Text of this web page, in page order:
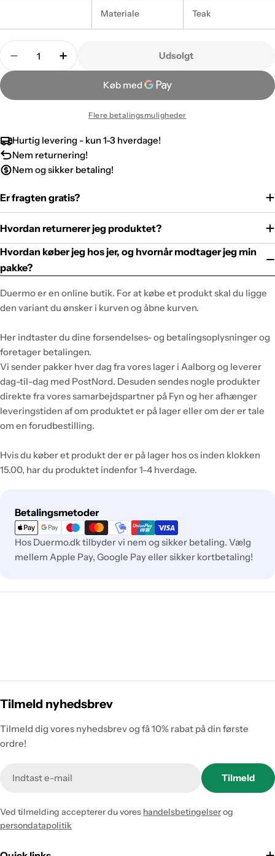
Materiale Teak
Antal
Udsolgt
Flere betalingsmuligheder
Hurtig levering - kun 1-3 hverdage!
Nem returnering!
Nem og sikker betaling!
Er fragten gratis?
Hvordan returnerer jeg produktet?
Hvordan køber jeg hos jer, og hvornår modtager jeg min
pakke?
Duermo er en online butik. For at købe et produkt skal du ligge
den variant du ønsker i kurven og åbne kurven.
Her indtaster du dine forsendelses- og betalingsoplysninger og
foretager betalingen.
Vi sender pakker hver dag fra vores lager i Aalborg og leverer
dag-til-dag med PostNord. Desuden sendes nogle produkter
direkte fra vores samarbejdspartner på Fyn og her afhænger
leveringstiden af om produktet er på lager eller om der er tale
om en forudbestilling.
Hvis du køber et produkt der er på lager hos os inden klokken
15.00, har du produktet indenfor 1-4 hverdage.
Betalingsmetoder
Betalingsmetoder
Hos Duermo.dk tilbyder vi nem og sikker betaling. Vælg
mellem Apple Pay, Google Pay eller sikker kortbetaling!
Tilmeld nyhedsbrev
Tilmeld dig vores nyhedsbrev og få 10% rabat på din første
ordre!
Tilmeld
Ved tilmelding accepterer du vores handelsbetingelserog
persondatapolitik